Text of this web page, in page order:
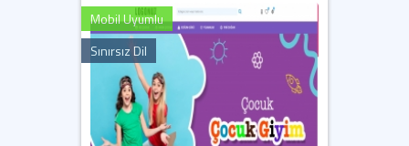
Mobil Uyumlu
Sınırsız Dil